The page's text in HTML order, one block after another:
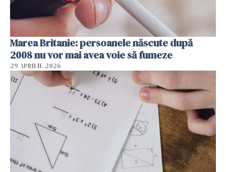
Marea Britanie: persoanele născute după
2008 nu vor mai avea voie să fumeze
29 APRILIE 2026